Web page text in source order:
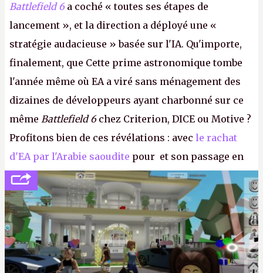
Battlefield 6 a coché « toutes ses étapes de
lancement », et la direction a déployé une «
stratégie audacieuse » basée sur l'IA. Qu'importe,
finalement, que Cette prime astronomique tombe
l'année même où EA a viré sans ménagement des
dizaines de développeurs ayant charbonné sur ce
même Battlefield 6chez Criterion, DICE ou Motive ?
Profitons bien de ces révélations : avec le rachat
d'EA par l'Arabie saoudite pour et son passage en
société privée, l'éditeur n'aura bientôt plus
l'obligation de publier ses bilans. Encore une
victoire pour la transparence.P.